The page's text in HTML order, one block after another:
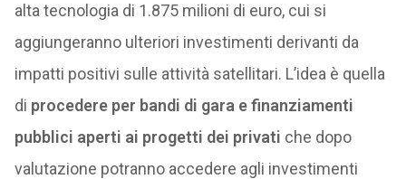
alta tecnologia di 1.875 milioni di euro, cui si
aggiungeranno ulteriori investimenti derivanti da
impatti positivi sulle attività satellitari. L’idea è quella
di procedere per bandi di gara e finanziamenti
pubblici aperti ai progetti dei privati che dopo
valutazione potranno accedere agli investimenti